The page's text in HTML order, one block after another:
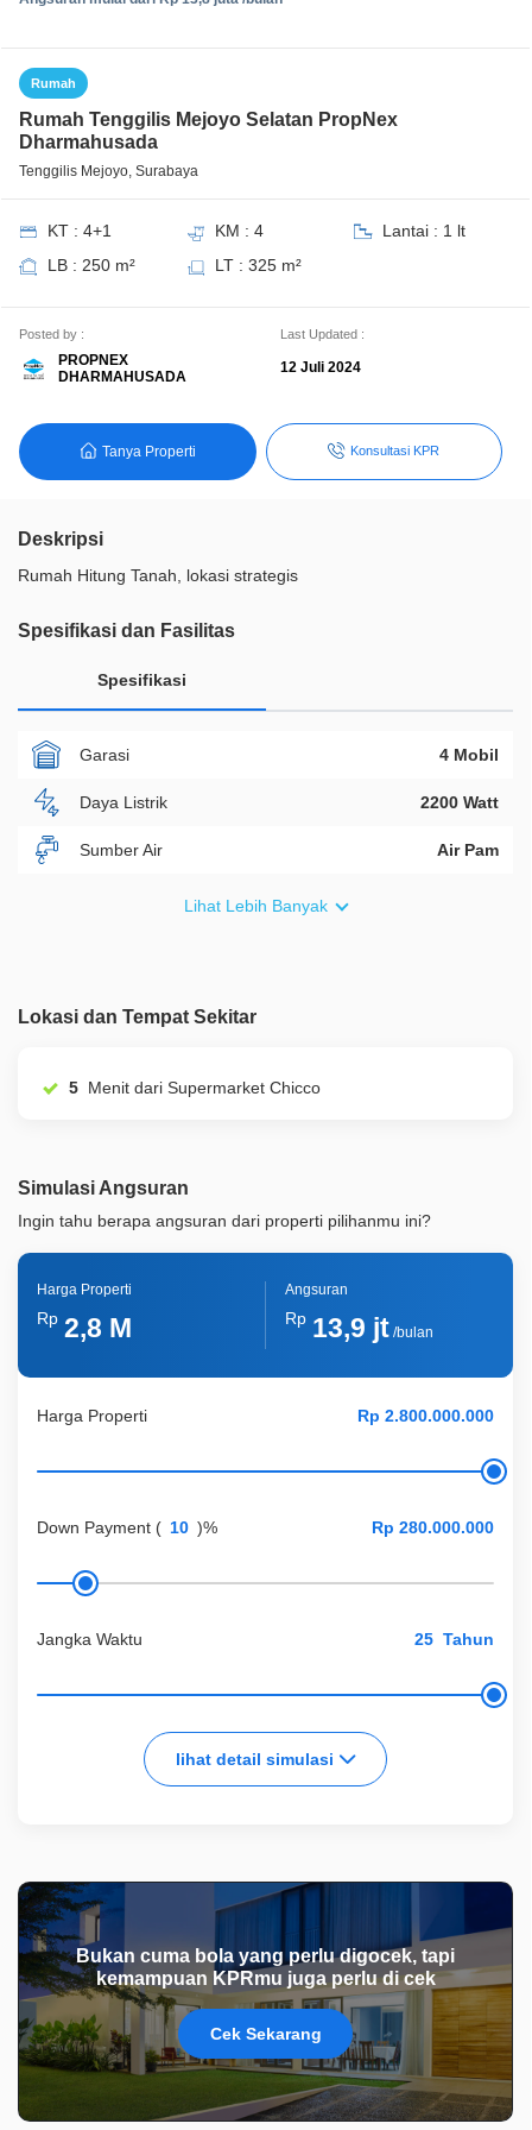
Rumah
Rumah Tenggilis Mejoyo Selatan PropNex
Dharmahusada
Tenggilis Mejoyo, Surabaya
KT : 4+1 KM : 4
Lantai : 1 lt
LB : 250 m²
LT : 325 m²
Posted by :
PROPNEX
DHARMAHUSADA
Last Updated :
12 Juli 2024
Tanya Properti Konsultasi KPR
Deskripsi
Rumah Hitung Tanah, lokasi strategis
Spesifikasi dan Fasilitas
Spesifikasi
Garasi 4 Mobil
Daya Listrik 2200 Watt
Sumber Air Air Pam
Lihat Lebih Banyak
Lokasi dan Tempat Sekitar
5 Menit dari Supermarket Chicco
Simulasi Angsuran
Ingin tahu berapa angsuran dari properti pilihanmu ini?
Harga Properti
Down Payment ( )%
Jangka Waktu Tahun
lihat detail simulasi
Harga Properti
Rp 2,8 M
Angsuran
Rp 13,9 jt/bulan
Bukan cuma bola yang perlu digocek, tapi
kemampuan KPRmu juga perlu di cek
Cek Sekarang